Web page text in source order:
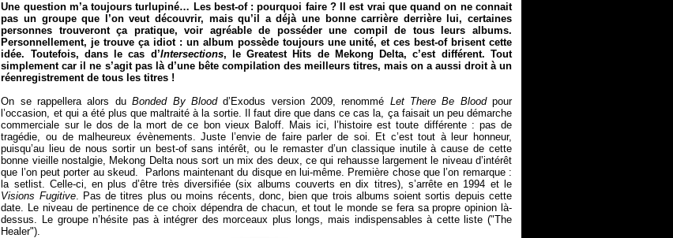
Une question m’a toujours turlupiné… Les best-of : pourquoi faire ? Il est vrai que quand on ne connait
pas un groupe que l’on veut découvrir, mais qu’il a déjà une bonne carrière derrière lui, certaines
personnes trouveront ça pratique, voir agréable de posséder une compil de tous leurs albums.
Personnellement, je trouve ça idiot : un album possède toujours une unité, et ces best-of brisent cette
idée. Toutefois, dans le cas d’Intersections, le Greatest Hits de Mekong Delta, c’est différent. Tout
simplement car il ne s’agit pas là d’une bête compilation des meilleurs titres, mais on a aussi droit à un
réenregistrement de tous les titres !
On se rappellera alors duBonded By Bloodd’Exodus version 2009, renommé Let There Be Bloodpour
l’occasion, et qui a été plus que maltraité à la sortie. Il faut dire que dans ce cas la, ça faisait un peu démarche
commerciale sur le dos de la mort de ce bon vieux Baloff. Mais ici, l’histoire est toute différente : pas de
tragédie, ou de malheureux évènements. Juste l’envie de faire parler de soi. Et c’est tout à leur honneur,
puisqu’au lieu de nous sortir un best-of sans intérêt, ou le remaster d’un classique inutile à cause de cette
bonne vieille nostalgie, Mekong Delta nous sort un mix des deux, ce qui rehausse largement le niveau d’intérêt
que l’on peut porter au skeud. Parlons maintenant du disque en lui-même. Première chose que l’on remarque :
la setlist. Celle-ci, en plus d’être très diversifiée (six albums couverts en dix titres), s’arrête en 1994 et le
Visions Fugitive. Pas de titres plus ou moins récents, donc, bien que trois albums soient sortis depuis cette
date. Le niveau de pertinence de ce choix dépendra de chacun, et tout le monde se fera sa propre opinion là-
dessus. Le groupe n’hésite pas à intégrer des morceaux plus longs, mais indispensables à cette liste ("The
Healer").